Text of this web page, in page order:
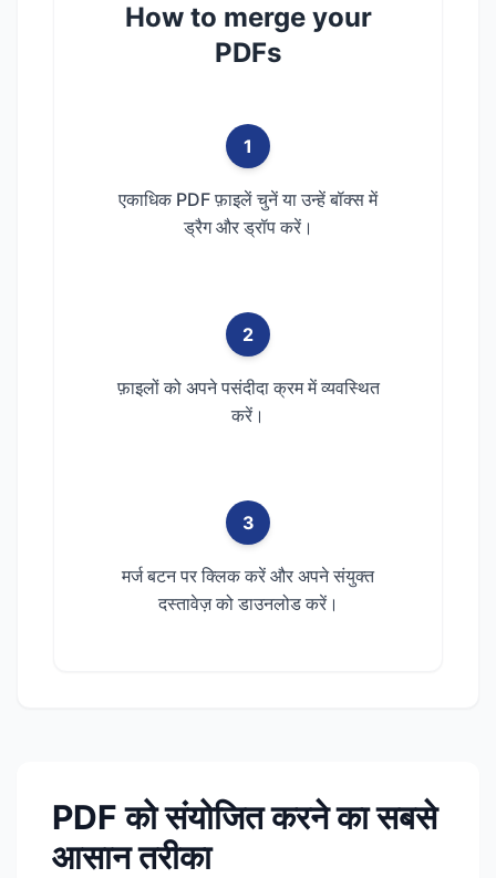
How to merge your
PDFs
1
एकाधिक PDF फ़ाइलें चुनें या उन्हें बॉक्स में
ड्रैग और ड्रॉप करें।
2
फ़ाइलों को अपने पसंदीदा क्रम में व्यवस्थित
करें।
3
मर्ज बटन पर क्लिक करें और अपने संयुक्त
दस्तावेज़ को डाउनलोड करें।
PDF को संयोजित करने का सबसे
आसान तरीका